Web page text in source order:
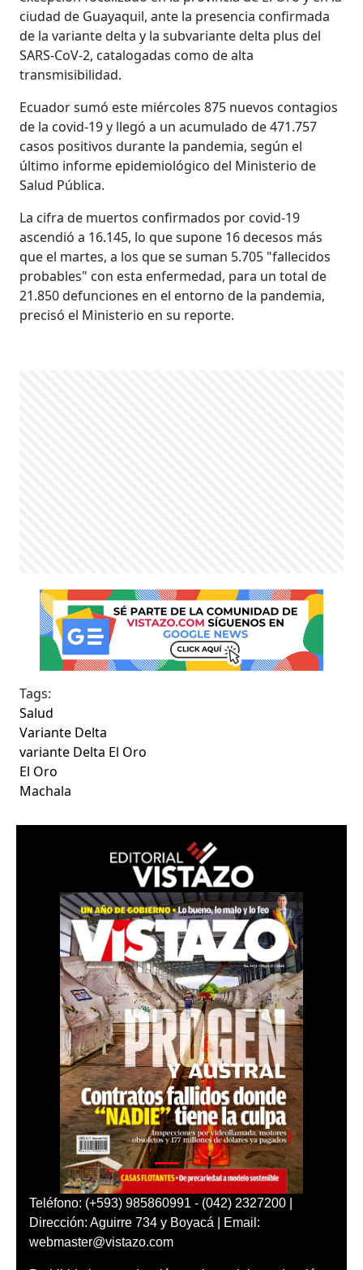
ciudad de Guayaquil, ante la presencia confirmada
de la variante delta y la subvariante delta plus del
SARS-CoV-2, catalogadas como de alta
transmisibilidad.
Ecuador sumó este miércoles 875 nuevos contagios
de la covid-19 y llegó a un acumulado de 471.757
casos positivos durante la pandemia, según el
último informe epidemiológico del Ministerio de
Salud Pública.
La cifra de muertos confirmados por covid-19
ascendió a 16.145, lo que supone 16 decesos más
que el martes, a los que se suman 5.705 "fallecidos
probables" con esta enfermedad, para un total de
21.850 defunciones en el entorno de la pandemia,
precisó el Ministerio en su reporte.
Tags:
Salud
Variante Delta
variante Delta El Oro
El Oro
Machala
Teléfono: (+593) 985860991 - (042) 2327200 |
Dirección: Aguirre 734 y Boyacá | Email:
webmaster@vistazo.com